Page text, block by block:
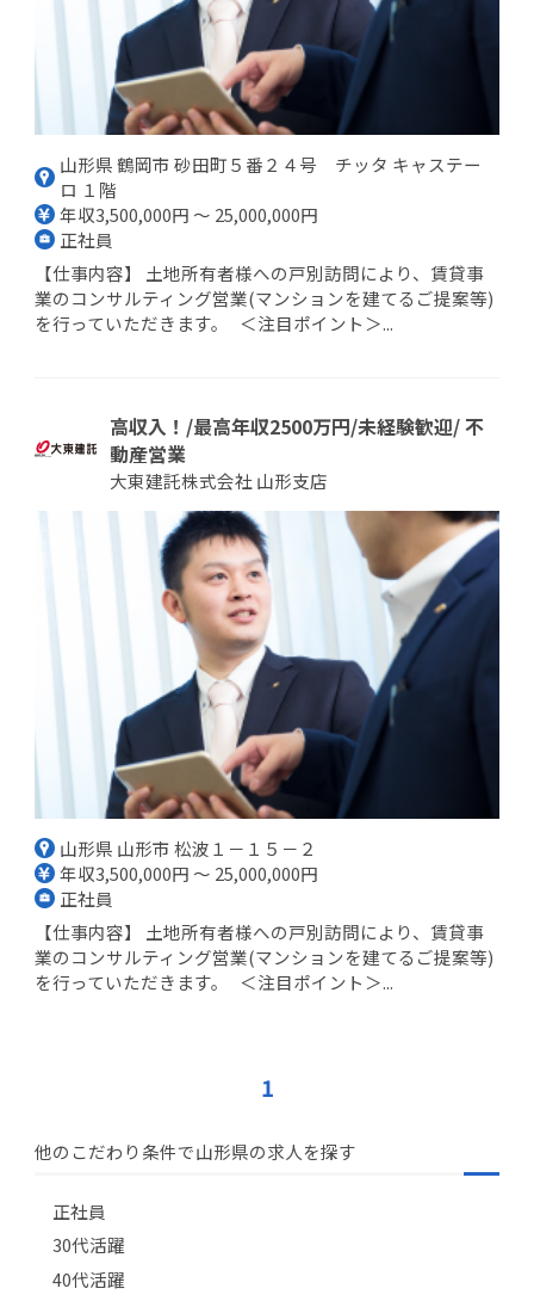
山形県 鶴岡市 砂田町５番２４号 チッタ キャステー
ロ １階
年収3,500,000円 ～ 25,000,000円
正社員
【仕事内容】 土地所有者様への戸別訪問により、賃貸事
業のコンサルティング営業(マンションを建てるご提案等)
を行っていただきます。 ＜注目ポイント＞...
高収入！/最高年収2500万円/未経験歓迎/ 不
動産営業
大東建託株式会社 山形支店
山形県 山形市 松波１－１５－２
年収3,500,000円 ～ 25,000,000円
正社員
【仕事内容】 土地所有者様への戸別訪問により、賃貸事
業のコンサルティング営業(マンションを建てるご提案等)
を行っていただきます。 ＜注目ポイント＞...
1
他のこだわり条件で山形県の求人を探す
正社員
30代活躍
40代活躍